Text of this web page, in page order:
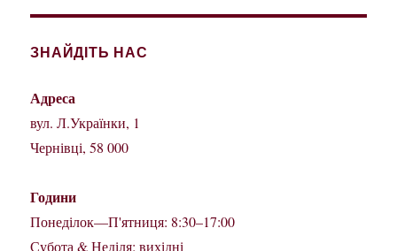
ЗНАЙДІТЬ НАС
Адреса
вул. Л.Українки, 1
Чернівці, 58 000
Години
Понеділок—П'ятниця: 8:30–17:00
Субота & Неділя: вихідні